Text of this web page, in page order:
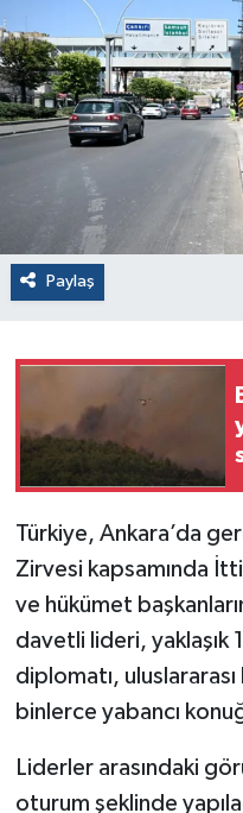
Paylaş
Türkiye, Ankara’da
Zirvesi kapsamında
ve hükümet
davetli lideri, yaklaşık
diplomatı,
binlerce yabancı
Liderler arasındaki
oturum şeklinde